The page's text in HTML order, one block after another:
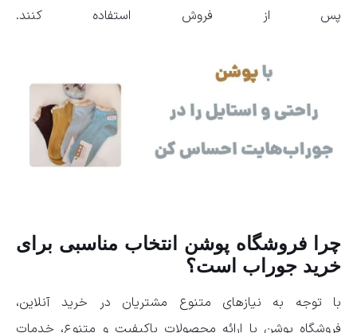
پس از فروش استفاده کنند.
چرا فروشگاه پوشن انتخاب مناسبی برای
خرید جوراب است؟
با توجه به نیازهای متنوع مشتریان در خرید آنلاین،